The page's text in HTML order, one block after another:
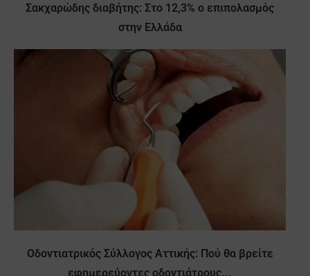
Σακχαρώδης διαβήτης: Στο 12,3% ο επιπολασμός
στην Ελλάδα
Οδοντιατρικός Σύλλογος Αττικής: Πού θα βρείτε
εφημερεύοντες οδοντιάτρους...